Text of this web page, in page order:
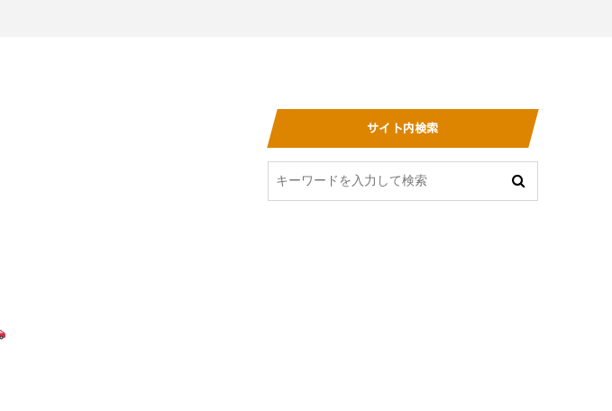
サイト内検索